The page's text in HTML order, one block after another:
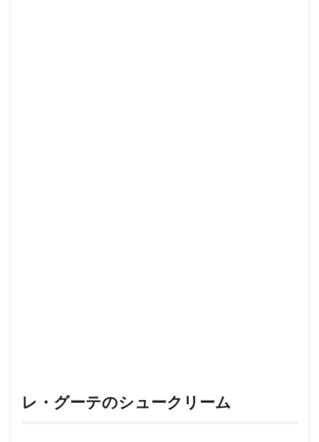
レ・グーテのシュークリーム